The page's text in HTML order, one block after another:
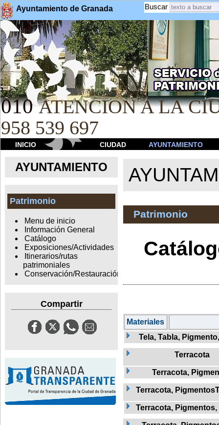
Ayuntamiento de Granada Buscar
010 ATENCION A LA
958 539 697
INICIO CIUDAD AYUNTAMIENTO
AYUNTAMIENTO
Patrimonio
Menu de inicio
Información General
Catálogo
Exposiciones/Actividades
Itinerarios/rutas
patrimoniales
Conservación/Restauración
Compartir
Patrimonio
Materiales
Tela, Tabla,
Terracota
Terracota,
Terracota,
Terracota,